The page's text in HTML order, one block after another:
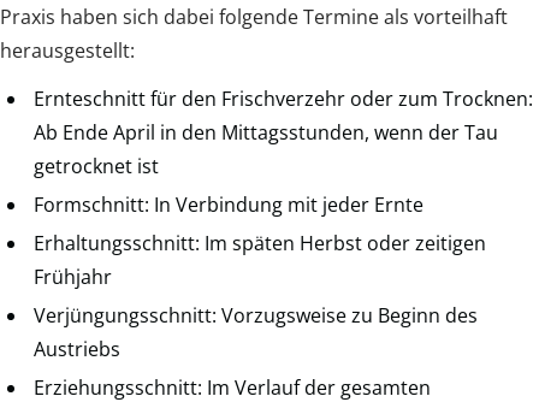
Praxis haben sich dabei folgende Termine als vorteilhaft
herausgestellt:
Ernteschnitt für den Frischverzehr oder zum Trocknen:
Ab Ende April in den Mittagsstunden, wenn der Tau
getrocknet ist
Formschnitt: In Verbindung mit jeder Ernte
Erhaltungsschnitt: Im späten Herbst oder zeitigen
Frühjahr
Verjüngungsschnitt: Vorzugsweise zu Beginn des
Austriebs
Erziehungsschnitt: Im Verlauf der gesamten